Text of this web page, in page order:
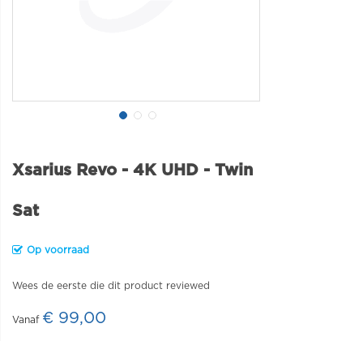
Xsarius Revo - 4K UHD - Twin
Sat
Op voorraad
Wees de eerste die dit product reviewed
€ 99,00